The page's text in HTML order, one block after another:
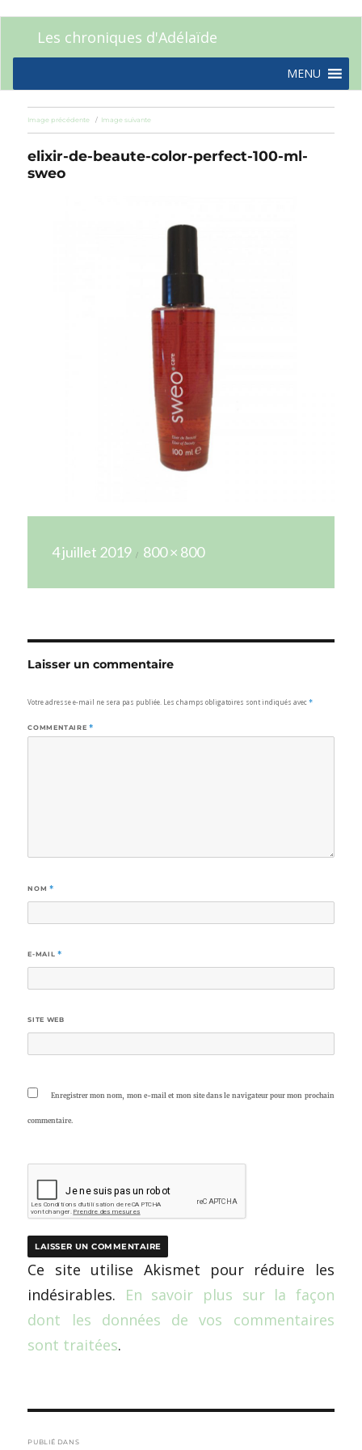
Les chroniques d'Adélaïde
MENU
Image précédente Image suivante
elixir-de-beaute-color-perfect-100-ml-
sweo
le
4 juillet 2019
réelle
800 × 800
Laisser un commentaire
Votre adresse e-mail ne sera pas publiée. Les champs obligatoires sont indiqués avec*
COMMENTAIRE *
NOM *
E-MAIL *
SITE WEB
Enregistrer mon nom, mon e-mail et mon site dans le navigateur pour mon prochain
commentaire.
Ce site utilise Akismet pour réduire les
indésirables. En savoir plus sur la façon
dont les données de vos commentaires
sont traitées.
PUBLIÉ DANS